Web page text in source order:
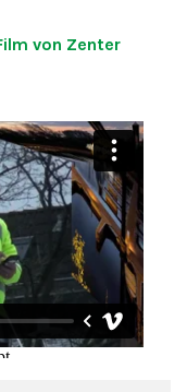
von Zenter